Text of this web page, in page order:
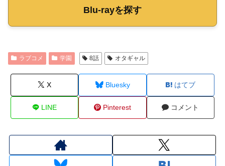
Blu-rayを探す
ラブコメ 学園 8話 オタギャル
X Bluesky はてブ
LINE Pinterest コメント